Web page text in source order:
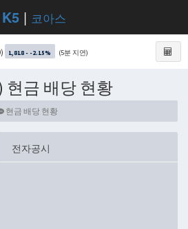
K5| 코아스
1,818 - -2.15% (5분 지연)
현금 배당 현황
현금 배당 현황
전자공시